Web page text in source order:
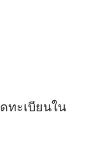
ทะเบียนใน